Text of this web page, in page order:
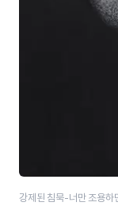
강제된 침묵-너만 조용하